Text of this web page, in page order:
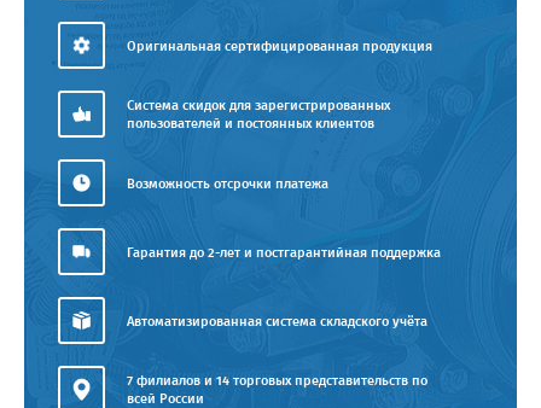
Оригинальная сертифицированная продукция
Система скидок для зарегистрированных
пользователей и постоянных клиентов
Возможность отсрочки платежа
Гарантия до 2-лет и постгарантийная поддержка
Автоматизированная система складского учёта
7 филиалов и 14 торговых представительств по
всей России